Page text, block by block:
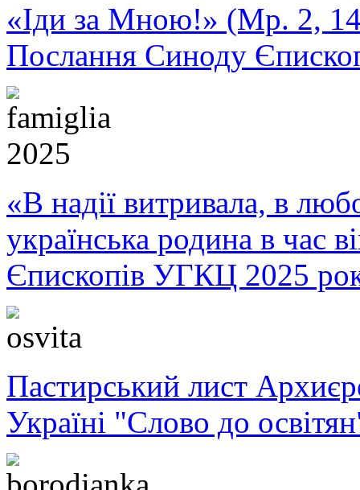
«Іди за Мною!» (Мр. 2,
Послання Синоду
«В надії витривала, в
українська родина в час
Єпископів УГКЦ 2025
Пастирський лист
Україні "Слово до